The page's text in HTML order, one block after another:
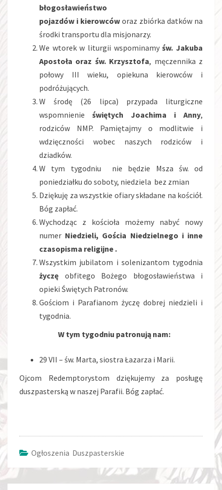
błogosławieństwo
pojazdów i kierowców oraz zbiórka datków na
środki transportu dla misjonarzy.
We wtorek w liturgii wspominamyśw. Jakuba
Apostoła oraz św. Krzysztofa, męczennika z
połowy III wieku, opiekuna kierowców i
podróżujących.
W środę (26 lipca) przypada liturgiczne
wspomnienie świętych Joachima i Anny,
rodziców NMP. Pamiętajmy o modlitwie i
wdzięczności wobec naszych rodziców i
dziadków.
W tym tygodniu nie będzie Msza św. od
poniedziałku do soboty, niedziela bez zmian
Dziękuję za wszystkie ofiary składane na kościół.
Bóg zapłać.
Wychodząc z kościoła możemy nabyć nowy
numer Niedzieli, Gościa Niedzielnego i inne
czasopisma religijne .
Wszystkim jubilatom i solenizantom tygodnia
życzę obfitego Bożego błogosławieństwa i
opieki Świętych Patronów.
Gościom i Parafianom życzę dobrej niedzieli i
tygodnia.
W tym tygodniu patronują nam:
29 VII – św. Marta, siostra Łazarza i Marii.
Ojcom Redemptorystom dziękujemy za posługę
duszpasterską w naszej Parafii. Bóg zapłać.
Ogłoszenia Duszpasterskie